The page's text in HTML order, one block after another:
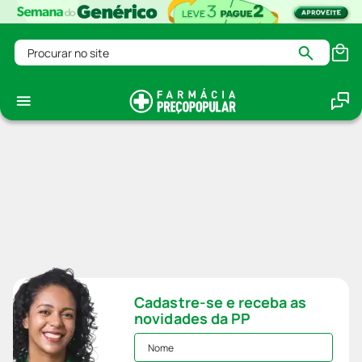
Procurar no site
Cadastre-se e receba as
novidades da PP